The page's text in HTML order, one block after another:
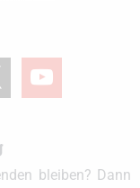
youtube
bleiben? Dann